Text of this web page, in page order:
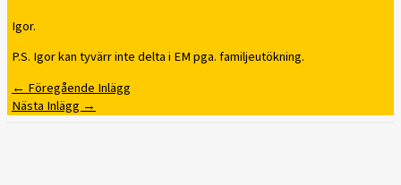
Igor.
P.S. Igor kan tyvärr inte delta i EM pga. familjeutökning.
← Föregående Inlägg
Nästa Inlägg →